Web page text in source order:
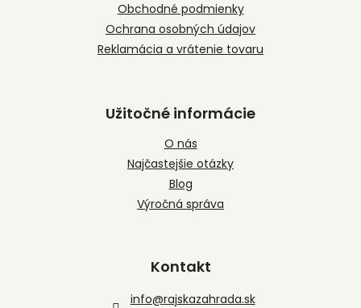
Obchodné podmienky
Ochrana osobných údajov
Reklamácia a vrátenie tovaru
Užitočné informácie
O nás
Najčastejšie otázky
Blog
Výročná správa
Kontakt
info@rajskazahrada.sk